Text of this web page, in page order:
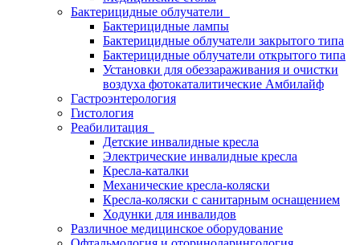
Бактерицидные облучатели
Бактерицидные лампы
Бактерицидные облучатели закрытого типа
Бактерицидные облучатели открытого типа
Установки для обеззараживания и очистки
воздуха фотокаталитические Амбилайф
Гастроэнтерология
Гистология
Реабилитация
Детские инвалидные кресла
Электрические инвалидные кресла
Кресла-каталки
Механические кресла-коляски
Кресла-коляски с санитарным оснащением
Ходунки для инвалидов
Различное медицинское оборудование